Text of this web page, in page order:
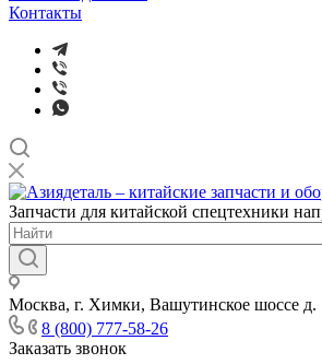
Контакты
Запчасти для китайской спецтехники
Москва, г. Химки, Вашутинское шоссе д.
8 (800) 777-58-26
Заказать звонок